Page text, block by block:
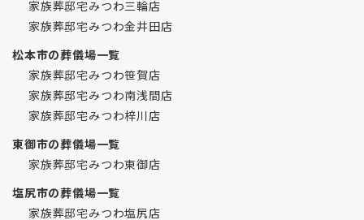
家族葬邸宅みつわ三輪店
家族葬邸宅みつわ金井田店
松本市の葬儀場一覧
家族葬邸宅みつわ笹賀店
家族葬邸宅みつわ南浅間店
家族葬邸宅みつわ梓川店
東御市の葬儀場一覧
家族葬邸宅みつわ東御店
塩尻市の葬儀場一覧
家族葬邸宅みつわ塩尻店